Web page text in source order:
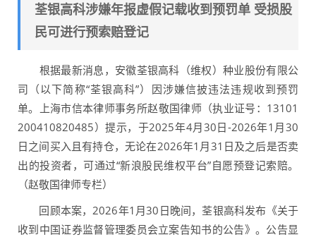
荃银高科涉嫌年报虚假记载收到预罚单 受损股
民可进行预索赔登记
根据最新消息，安徽荃银高科（维权）种业股份有限公
司（以下简称“荃银高科”）因涉嫌信披违法违规收到预罚
单。上海市信本律师事务所赵敬国律师（执业证号：13101
200410820485）提示，于2025年4月30日-2026年1月30
日之间买入且有持仓，无论在2026年1月31日及之后是否卖
出的投资者，可通过“新浪股民维权平台”自愿预登记索赔。
（赵敬国律师专栏）
回顾本案，2026年1月30日晚间，荃银高科发布《关于
收到中国证券监督管理委员会立案告知书的公告》。公告显